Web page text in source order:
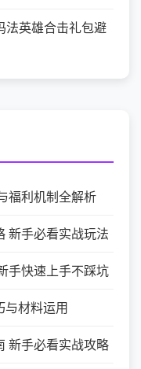
法英雄合击礼包避
福利机制全解析
新手必看实战玩法
手快速上手不踩坑
与材料运用
新手必看实战攻略